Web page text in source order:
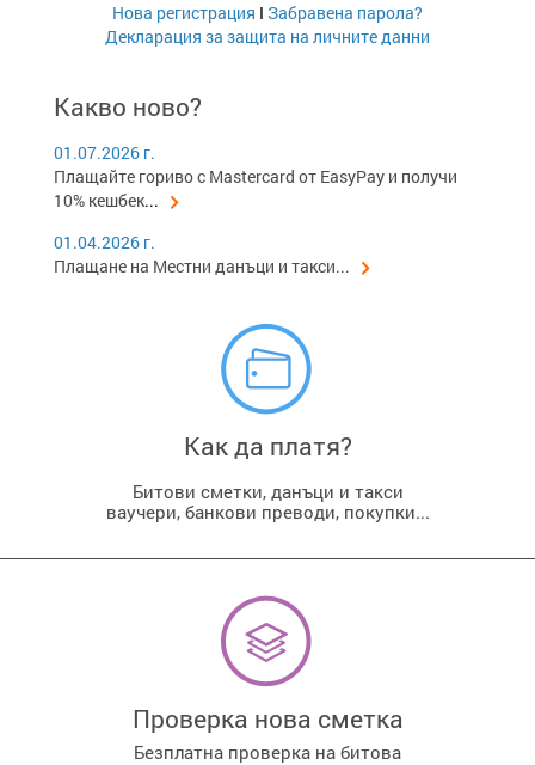
Нова регистрация I Забравена парола?
Декларация за защита на личните данни
Какво ново?
01.07.2026 г.
Плащайте гориво с Mastercard от EasyPay и получи
10% кешбек...
01.04.2026 г.
Плащане на Местни данъци и такси...
Как да платя?
Битови сметки, данъци и такси
ваучери, банкови преводи, покупки...
Проверка нова сметка
Безплатна проверка на битова